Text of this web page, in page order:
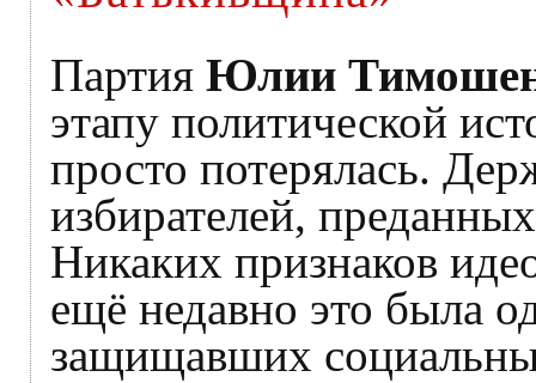
Партия Юлии
этапу политической
просто потерялась.
избирателей,
Никаких признаков
ещё недавно это была
защищавших